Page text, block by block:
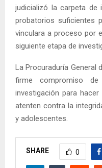
judicializó la carpeta de
probatorios suficientes
vinculara a proceso por
siguiente etapa de
La Procuraduría General
firme compromiso
investigación para
atenten contra la
y adolescentes.
SHARE 0